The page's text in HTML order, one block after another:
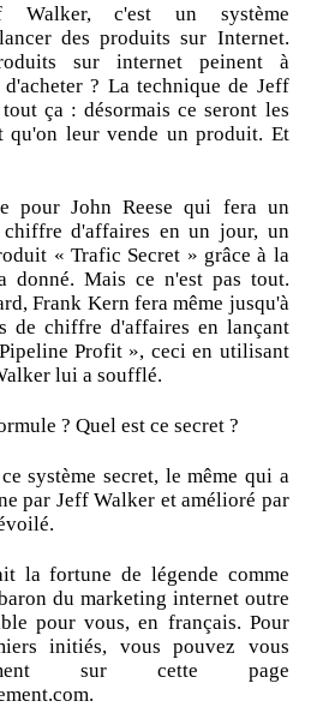
c'est un système
des produits sur Internet.
sur internet peinent à
? La technique de Jeff
ça : désormais ce seront les
qu'on leur vende un produit. Et
pour John Reese qui fera un
d'affaires en un jour, un
« Trafic Secret » grâce à la
donné. Mais ce n'est pas tout.
Frank Kern fera même jusqu'à
de chiffre d'affaires en lançant
Profit », ceci en utilisant
lui a soufflé.
? Quel est ce secret ?
système secret, le même qui a
par Jeff Walker et amélioré par
la fortune de légende comme
du marketing internet outre
pour vous, en français. Pour
initiés, vous pouvez vous
sur cette page